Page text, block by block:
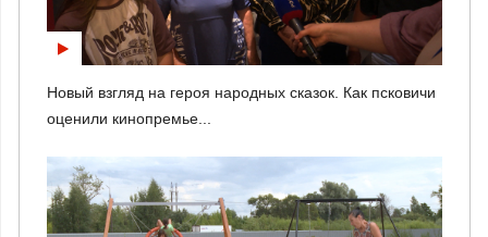
Новый взгляд на героя народных сказок. Как псковичи
оценили кинопремье...